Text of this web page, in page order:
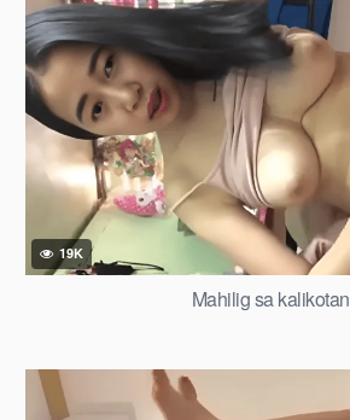
19K
Mahilig sa kalikotan